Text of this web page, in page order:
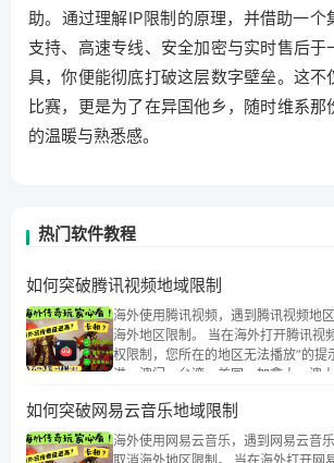
助。通过理解IP限制的原理，并借助一个
支持、高速专线、安全加密与实时售后于
具，你便能彻底打破这层数字壁垒。这不
比赛，更是为了在异国他乡，随时维系那
的温暖与熟悉感。
热门软件教程
如何突破腾讯视频地域限制
海外使用腾讯视频，遇到腾讯视频地
海外地区限制。 当在海外打开腾讯视频，却突然弹出“由于版
权限制，您所在的地区无法播放”的提示语。 海外
港、澳门、台湾、美国、加拿大、澳
权限制问题，且仅能在中国大陆地区播放。 遇到这个
朋友们，使用番茄回国加速器，即可
讯视频地区版权限制」的问题，无论
如何突破网易云音乐地域限制
海外使用网易云音乐，遇到网易云音